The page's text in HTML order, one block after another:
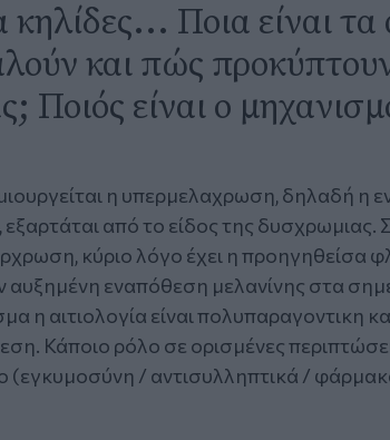
Ποια είναι τα
και πώς
Ποιός είναι ο
η υπερμελαχρωση, δηλαδή η
από το είδος της δυσχρωμιας.
κύριο λόγο έχει η προηγηθείσα
αυξημένη εναπόθεση μελανίνης στα
η αιτιολογία είναι πολυπαραγοντικη
Κάποιο ρόλο σε ορισμένες
(εγκυμοσύνη / αντισυλληπτικά /